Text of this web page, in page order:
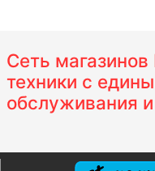
Сеть
техники с
обслуживания